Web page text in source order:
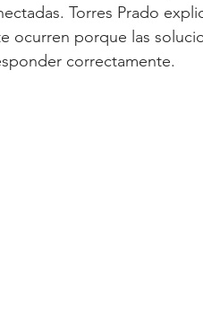
Torres Prado
ocurren porque las
correctamente.